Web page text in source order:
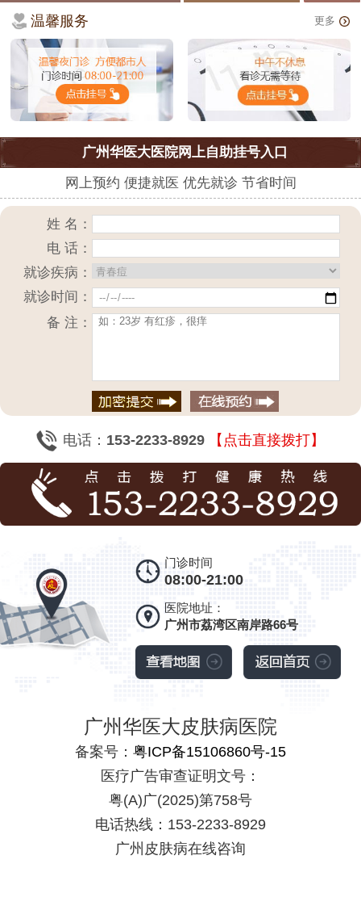
温馨服务 更多
广州华医大医院网上自助挂号入口
网上预约 便捷就医 优先就诊 节省时间
姓 名：
电 话：
就诊疾病：
就诊时间：
备 注：
电话： 153-2233-8929 【点击直接拨打】
门诊时间
08:00-21:00
医院地址：
广州市荔湾区南岸路66号
广州华医大皮肤病医院
备案号： 粤ICP备15106860号-15
医疗广告审查证明文号：
粤(A)广(2025)第758号
电话热线：153-2233-8929
广州皮肤病在线咨询